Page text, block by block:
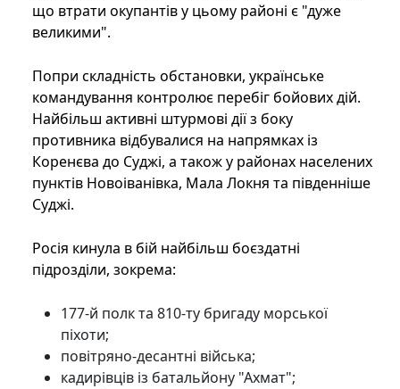
що втрати окупантів у цьому районі є "дуже
великими".
Попри складність обстановки, українське
командування контролює перебіг бойових дій.
Найбільш активні штурмові дії з боку
противника відбувалися на напрямках із
Коренєва до Суджі, а також у районах населених
пунктів Новоіванівка, Мала Локня та південніше
Суджі.
Росія кинула в бій найбільш боєздатні
підрозділи, зокрема:
177-й полк та 810-ту бригаду морської
піхоти;
повітряно-десантні війська;
кадирівців із батальйону "Ахмат";